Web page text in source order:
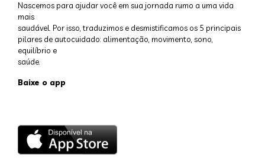
Nascemos para ajudar você em sua jornada rumo a uma vida
mais
saudável. Por isso, traduzimos e desmistificamos os 5 principais
pilares de autocuidado: alimentação, movimento, sono,
equilíbrio e
saúde.
Baixe o app